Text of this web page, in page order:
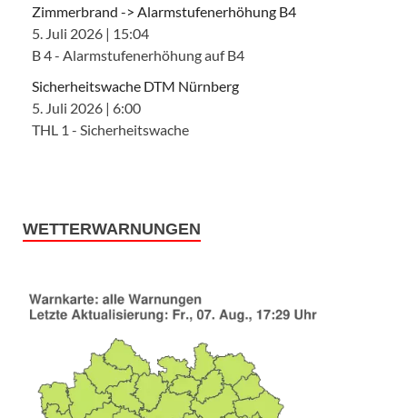
Zimmerbrand -> Alarmstufenerhöhung B4
5. Juli 2026 | 15:04
B 4 - Alarmstufenerhöhung auf B4
Sicherheitswache DTM Nürnberg
5. Juli 2026 | 6:00
THL 1 - Sicherheitswache
WETTERWARNUNGEN